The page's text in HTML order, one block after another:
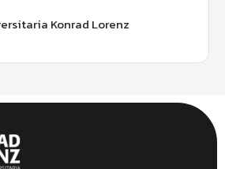
Konrad Lorenz